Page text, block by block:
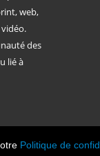
Politique de
web,
des
lié à